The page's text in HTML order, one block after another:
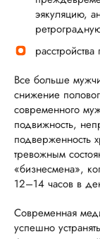
эякуляцию,
Все больше
снижение
современного
подвижность,
подверженность
тревожным
«бизнесмена»,
12–14 часов в
Современная
успешно